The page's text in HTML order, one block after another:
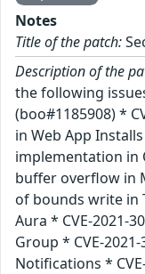
Notes
Title of the patch:
Description of the
the following
(boo#1185908) *
in Web App
implementation in
buffer overflow in
of bounds write in
Aura * CVE-2021-
Group * CVE-
Notifications *